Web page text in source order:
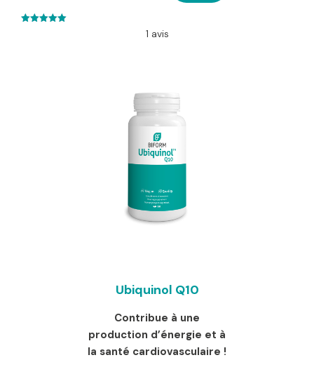
1 avis
Ubiquinol Q10
Contribue à une
production d’énergie et à
la santé cardiovasculaire !